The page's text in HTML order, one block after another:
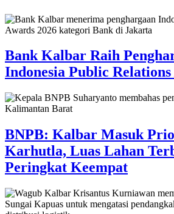
Bank Kalbar Raih
Indonesia Public Relations
BNPB: Kalbar Masuk
Karhutla, Luas Lahan
Peringkat Keempat